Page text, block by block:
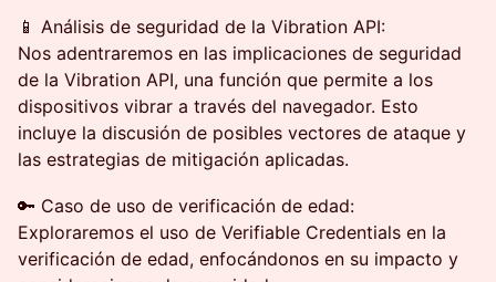
📱 Análisis de seguridad de la Vibration API:
Nos adentraremos en las implicaciones de seguridad
de la Vibration API, una función que permite a los
dispositivos vibrar a través del navegador. Esto
incluye la discusión de posibles vectores de ataque y
las estrategias de mitigación aplicadas.
🔑 Caso de uso de verificación de edad:
Exploraremos el uso de Verifiable Credentials en la
verificación de edad, enfocándonos en su impacto y